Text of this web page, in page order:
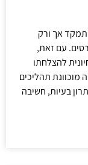
אך ורק
עם זאת,
להצלחתו
מוכוונת תהליכים
בעיות, חשיבה